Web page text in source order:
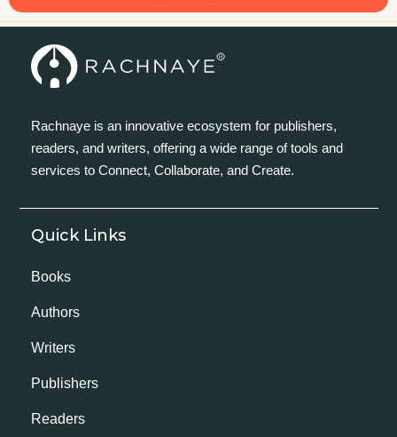
Rachnaye is an innovative ecosystem for publishers,
readers, and writers, offering a wide range of tools and
services to Connect, Collaborate, and Create.
Quick Links
Books
Authors
Writers
Publishers
Readers